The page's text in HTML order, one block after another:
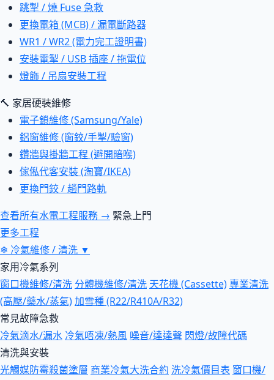
跳掣 / 燒 Fuse 急救
更換電箱 (MCB) / 漏電斷路器
WR1 / WR2 (電力完工證明書)
安裝電掣 / USB 插座 / 拖電位
燈飾 / 吊扇安裝工程
🔨 家居硬裝維修
電子鎖維修 (Samsung/Yale)
鋁窗維修 (窗鉸/手掣/驗窗)
鑽牆與掛牆工程 (避開暗喉)
傢俬代客安裝 (淘寶/IKEA)
更換門鉸 / 趟門路軌
查看所有水電工程服務 → 緊急上門
更多工程
❄ 冷氣維修 / 清洗 ▼
家用冷氣系列
窗口機維修/清洗 分體機維修/清洗 天花機 (Cassette)專業清洗
(高壓/藥水/蒸氣)加雪種 (R22/R410A/R32)
常見故障急救
冷氣滴水/漏水 冷氣唔凍/熱風 噪音/達達聲 閃燈/故障代碼
清洗與安裝
光觸媒防霉殺菌塗層 商業冷氣大洗合約 洗冷氣價目表 窗口機/